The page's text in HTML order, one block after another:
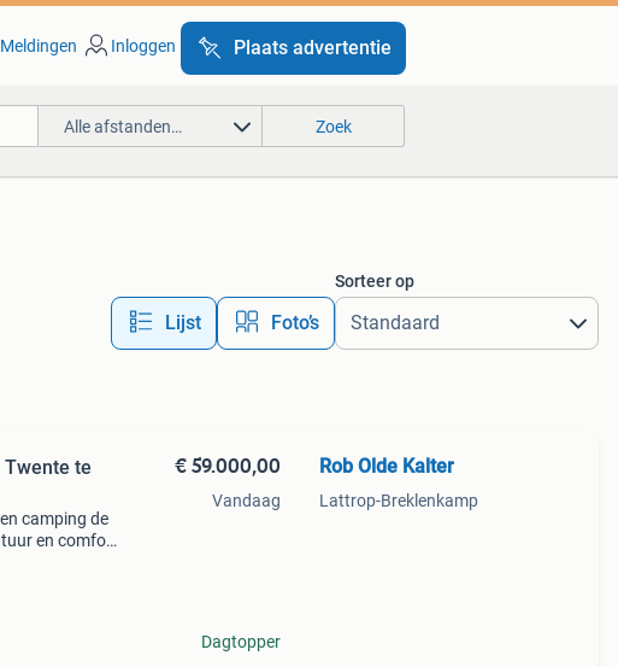
Meldingen Inloggen Plaats advertentie
Alle afstanden… Zoek
Lijst Foto’s
Sorteer op
te
camping de
en comfort
€ 59.000,00
Vandaag
Dagtopper
Rob Olde Kalter
Lattrop-Breklenkamp